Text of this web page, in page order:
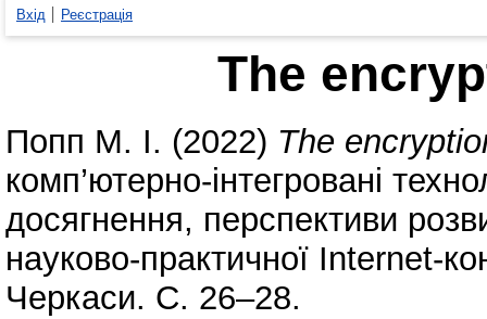
Вхід Реєстрація
The
Попп М. І. (2022) The
комп’ютерно-інтегровані
досягнення, перспективи
науково-практичної Internet-
Черкаси. С. 26–28.